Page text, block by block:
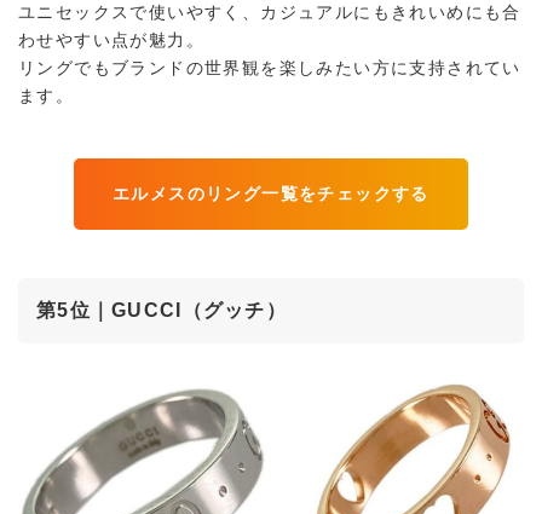
ユニセックスで使いやすく、カジュアルにもきれいめにも合
わせやすい点が魅力。
リングでもブランドの世界観を楽しみたい方に支持されてい
ます。
エルメスのリング一覧をチェックする
第5位｜GUCCI（グッチ）